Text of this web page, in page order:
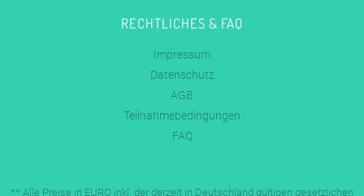
RECHTLICHES & FAQ
Impressum
Datenschutz
AGB
Teilnahmebedingungen
FAQ
** Alle Preise in EURO inkl. der derzeit in Deutschland gültigen gesetzlichen